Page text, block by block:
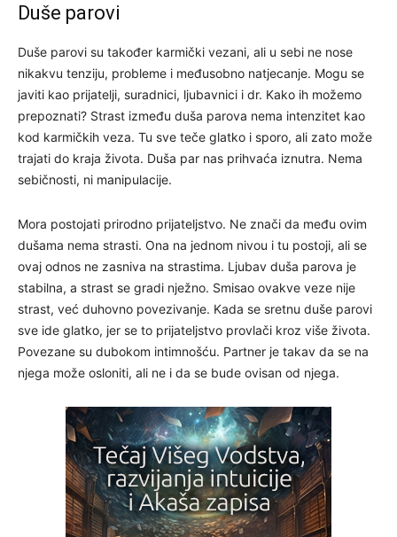
Duše parovi
Duše parovi su također karmički vezani, ali u sebi ne nose
nikakvu tenziju, probleme i međusobno natjecanje. Mogu se
javiti kao prijatelji, suradnici, ljubavnici i dr. Kako ih možemo
prepoznati? Strast između duša parova nema intenzitet kao
kod karmičkih veza. Tu sve teče glatko i sporo, ali zato može
trajati do kraja života. Duša par nas prihvaća iznutra. Nema
sebičnosti, ni manipulacije.
Mora postojati prirodno prijateljstvo. Ne znači da među ovim
dušama nema strasti. Ona na jednom nivou i tu postoji, ali se
ovaj odnos ne zasniva na strastima. Ljubav duša parova je
stabilna, a strast se gradi nježno. Smisao ovakve veze nije
strast, već duhovno povezivanje. Kada se sretnu duše parovi
sve ide glatko, jer se to prijateljstvo provlači kroz više života.
Povezane su dubokom intimnošću. Partner je takav da se na
njega može osloniti, ali ne i da se bude ovisan od njega.